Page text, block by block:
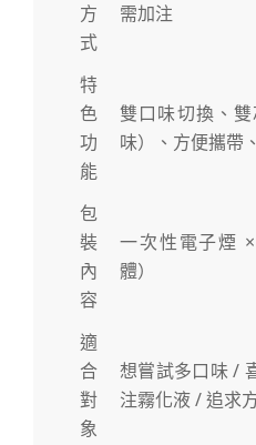
方
式
需加注
特
色
功
能
雙口味切換、
味）、方便攜帶
包
裝
內
容
一次性電子煙
體）
適
合
對
象
想嘗試多口味 /
注霧化液 / 追求